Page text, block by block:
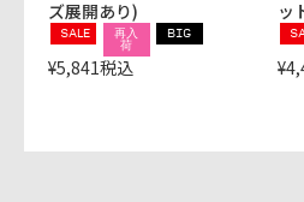
ズ展開あり)
SALE 再入
荷
BIG
¥5,841税込
ッ
¥